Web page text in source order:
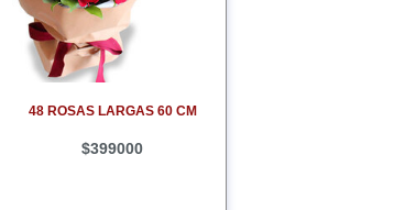
48 ROSAS LARGAS 60 CM
$399000